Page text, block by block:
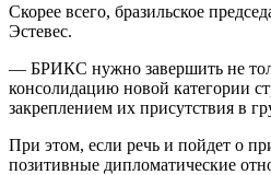
Скорее всего, бразильское
Эстевес.
— БРИКС нужно завершить не
консолидацию новой категории
закреплением их присутствия в
При этом, если речь и пойдет о
позитивные дипломатические